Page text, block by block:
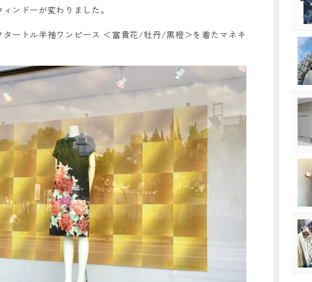
ンドーが変わりました。
タートル半袖ワンピース ＜富貴花/牡丹/黒橙＞を着たマネキ